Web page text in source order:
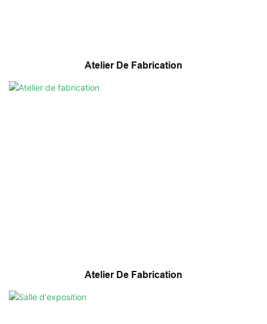
Atelier De Fabrication
Atelier De Fabrication